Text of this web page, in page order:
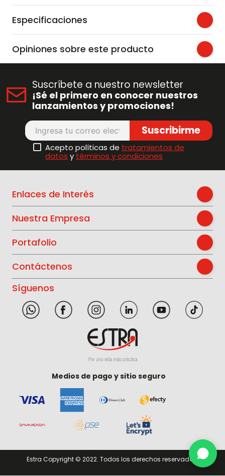
Especificaciones
Opiniones sobre este producto
Suscríbete a nuestro newsletter
¡Sé el primero en conocer nuestros
lanzamientos y promociones!
Suscribirme
Acepto políticas de tratamientos de
datos y términos y condiciones
Enlaces de Interés
Nuestra Empresa
Portafolio
Contáctenos
Síguenos
Medios de pago y sitio seguro
Estra Copyright © 2022. Todos los derechos reservados.